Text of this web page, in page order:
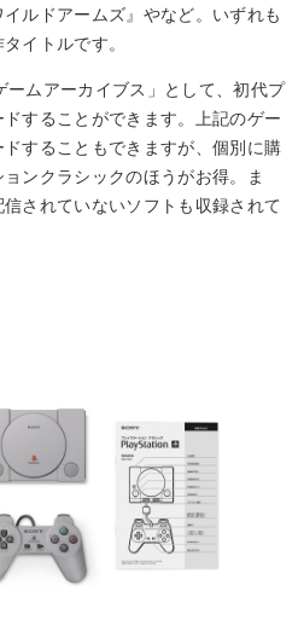
ルドアームズ』やなど。いずれも
イトルです。
ームアーカイブス」として、初代プ
することができます。上記のゲー
することもできますが、個別に購
ンクラシックのほうがお得。ま
されていないソフトも収録されて